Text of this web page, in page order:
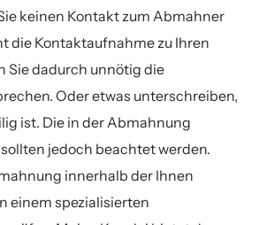
keinen Kontakt zum Abmahner
die Kontaktaufnahme zu Ihren
Sie dadurch unnötig die
Oder etwas unterschreiben,
ist. Die in der Abmahnung
jedoch beachtet werden.
innerhalb der Ihnen
einem spezialisierten